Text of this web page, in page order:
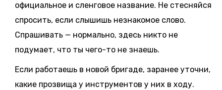
официальное и сленговое название. Не стесняйся
спросить, если слышишь незнакомое слово.
Спрашивать — нормально, здесь никто не
подумает, что ты чего-то не знаешь.
Если работаешь в новой бригаде, заранее уточни,
какие прозвища у инструментов у них в ходу.